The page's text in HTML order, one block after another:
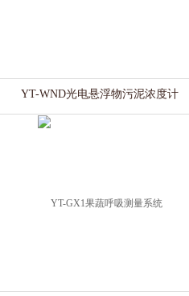
YT-WND光电悬浮物污泥浓度计